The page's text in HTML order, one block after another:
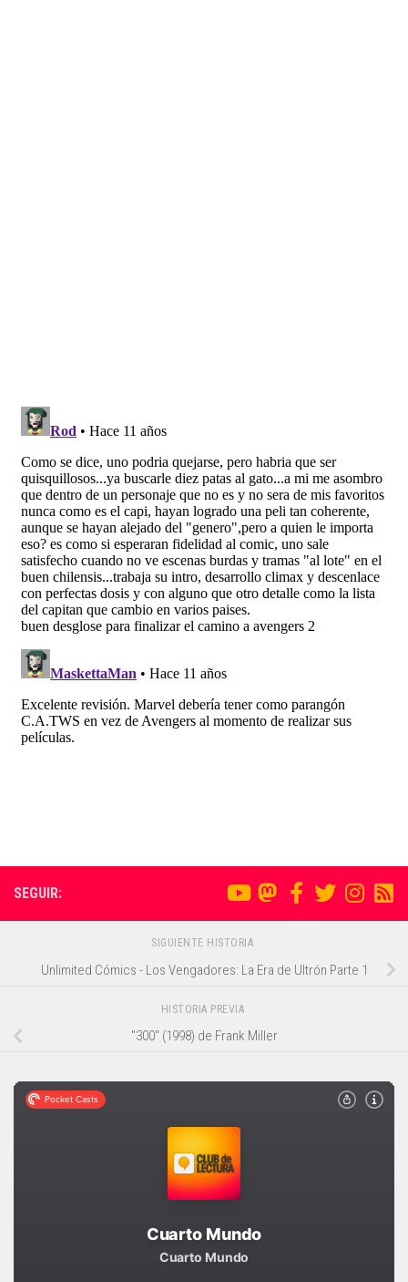
SEGUIR:
SIGUIENTE HISTORIA
Unlimited Cómics - Los Vengadores: La Era de Ultrón Parte 1
HISTORIA PREVIA
"300" (1998) de Frank Miller